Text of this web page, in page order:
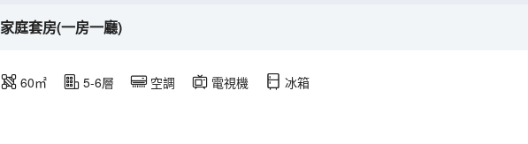
家庭套房(一房一廳)
60㎡ 5-6層 空調 電視機 冰箱